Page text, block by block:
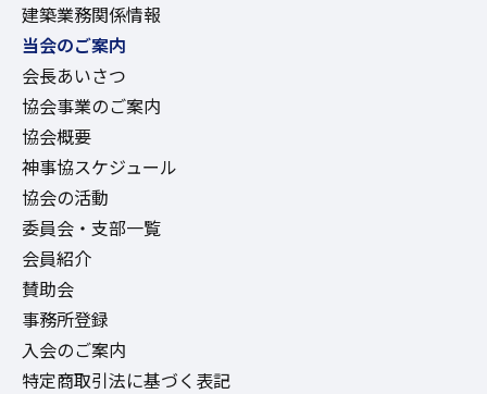
建築業務関係情報
当会のご案内
会長あいさつ
協会事業のご案内
協会概要
神事協スケジュール
協会の活動
委員会・支部一覧
会員紹介
賛助会
事務所登録
入会のご案内
特定商取引法に基づく表記